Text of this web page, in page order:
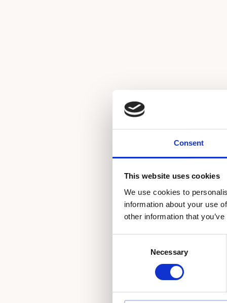
Consent
This website uses cookies
We use cookies to
information about your use
other information that
Necessary